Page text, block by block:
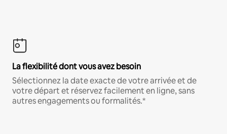
La flexibilité dont vous avez besoin
Sélectionnez la date exacte de votre arrivée et de
votre départ et réservez facilement en ligne, sans
autres engagements ou formalités.*